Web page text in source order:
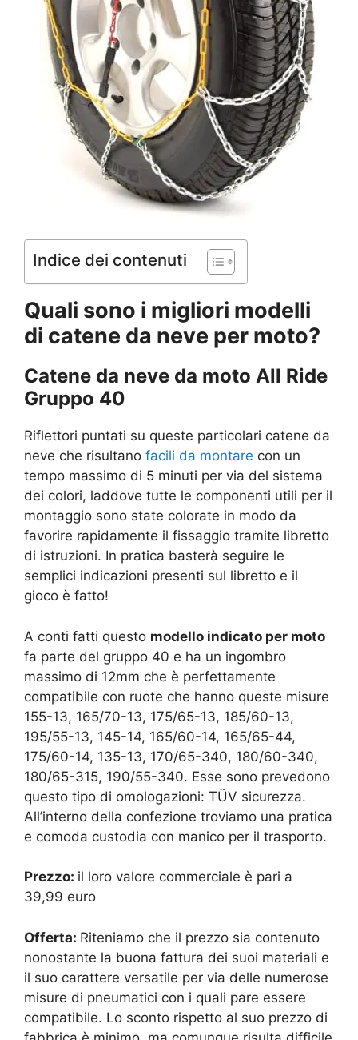
Indice dei contenuti
Quali sono i migliori modelli
di catene da neve per moto?
Catene da neve da moto All Ride
Gruppo 40
Riflettori puntati su queste particolari catene da
neve che risultano facili da montare con un
tempo massimo di 5 minuti per via del sistema
dei colori, laddove tutte le componenti utili per il
montaggio sono state colorate in modo da
favorire rapidamente il fissaggio tramite libretto
di istruzioni. In pratica basterà seguire le
semplici indicazioni presenti sul libretto e il
gioco è fatto!
A conti fatti questo modello indicato per moto
fa parte del gruppo 40 e ha un ingombro
massimo di 12mm che è perfettamente
compatibile con ruote che hanno queste misure
155-13, 165/70-13, 175/65-13, 185/60-13,
195/55-13, 145-14, 165/60-14, 165/65-44,
175/60-14, 135-13, 170/65-340, 180/60-340,
180/65-315, 190/55-340. Esse sono prevedono
questo tipo di omologazioni: TÜV sicurezza.
All’interno della confezione troviamo una pratica
e comoda custodia con manico per il trasporto.
Prezzo: il loro valore commerciale è pari a
39,99 euro
Offerta: Riteniamo che il prezzo sia contenuto
nonostante la buona fattura dei suoi materiali e
il suo carattere versatile per via delle numerose
misure di pneumatici con i quali pare essere
compatibile. Lo sconto rispetto al suo prezzo di